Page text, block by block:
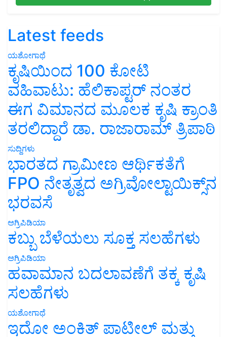
Latest feeds
ಯಶೋಗಾಥೆ
ಕೃಷಿಯಿಂದ 100 ಕೋಟಿ
ವಹಿವಾಟು: ಹೆಲಿಕಾಪ್ಟರ್ ನಂತರ
ಈಗ ವಿಮಾನದ ಮೂಲಕ ಕೃಷಿ ಕ್ರಾಂತಿ
ತರಲಿದ್ದಾರೆ ಡಾ. ರಾಜಾರಾಮ್ ತ್ರಿಪಾಠಿ
ಸುದ್ದಿಗಳು
ಭಾರತದ ಗ್ರಾಮೀಣ ಆರ್ಥಿಕತೆಗೆ
FPO ನೇತೃತ್ವದ ಅಗ್ರಿವೋಲ್ಟಾಯಿಕ್ಸ್‌ನ
ಭರವಸೆ
ಅಗ್ರಿಪಿಡಿಯಾ
ಕಬ್ಬು ಬೆಳೆಯಲು ಸೂಕ್ತ ಸಲಹೆಗಳು
ಅಗ್ರಿಪಿಡಿಯಾ
ಹವಾಮಾನ ಬದಲಾವಣೆಗೆ ತಕ್ಕ ಕೃಷಿ
ಸಲಹೆಗಳು
ಯಶೋಗಾಥೆ
ಇದೋ ಅಂಕಿತ್ ಪಾಟೀಲ್ ಮತ್ತು